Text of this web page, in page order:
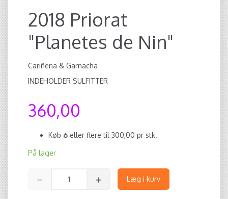
2018 Priorat
"Planetes de Nin"
Cariñena & Garnacha
INDEHOLDER SULFITTER
360,00
Køb 6 eller flere til 300,00 pr stk.
På lager
Læg i kurv